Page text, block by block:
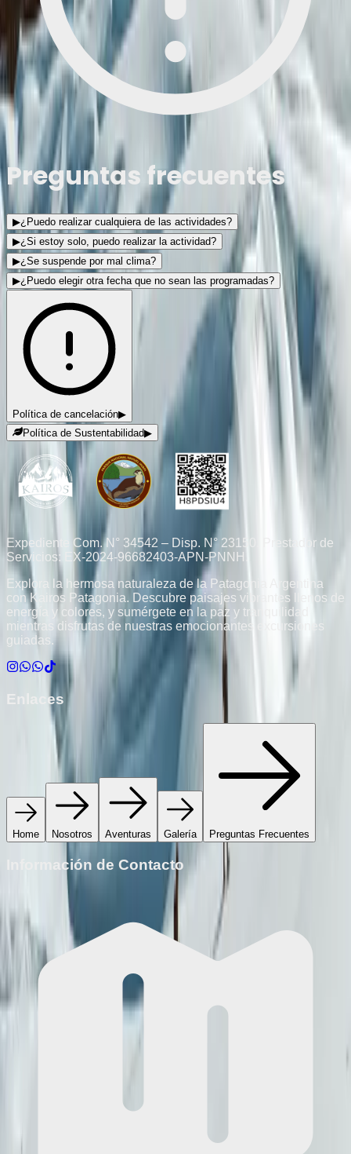
Preguntas frecuentes
▶¿Puedo realizar cualquiera de las actividades?
▶¿Si estoy solo, puedo realizar la actividad?
▶¿Se suspende por mal clima?
▶¿Puedo elegir otra fecha que no sean las programadas?
Política de cancelación▶
Política de Sustentabilidad▶
Expediente Com. N° 34542 – Disp. N° 23150. Prestador de
Servicios: EX-2024-96682403-APN-PNNH.
Explora la hermosa naturaleza de la Patagonia Argentina
con Kairos Patagonia. Descubre paisajes vibrantes llenos de
energía y colores, y sumérgete en la paz y tranquilidad
mientras disfrutas de nuestras emocionantes excursiones
guiadas.
Enlaces
Home Nosotros Aventuras Galería Preguntas Frecuentes
Información de Contacto